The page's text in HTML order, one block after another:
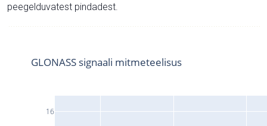
peegelduvatest pindadest.
16
GLONASS signaali mitmeteelisus